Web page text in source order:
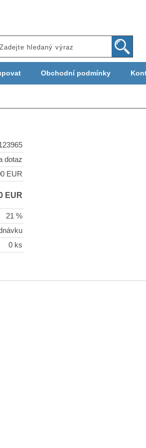
Obchodní podmínky
dotaz
EUR
EUR
21 %
0 ks